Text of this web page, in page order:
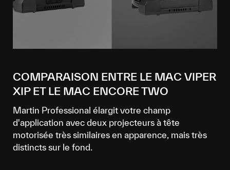
COMPARAISON ENTRE LE MAC VIPER
XIP ET LE MAC ENCORE TWO
Martin Professional élargit votre champ
d'application avec deux projecteurs à tête
motorisée très similaires en apparence, mais très
distincts sur le fond.